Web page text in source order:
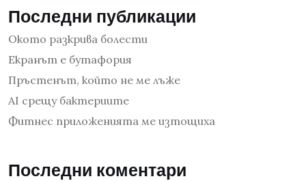
Последни публикации
Окото разкрива болести
Екранът е бутафория
Пръстенът, който не ме лъже
AI срещу бактериите
Фитнес приложенията ме изтощиха
Последни коментари